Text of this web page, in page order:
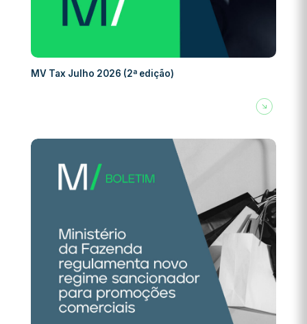
MV Tax Julho 2026 (2ª edição)